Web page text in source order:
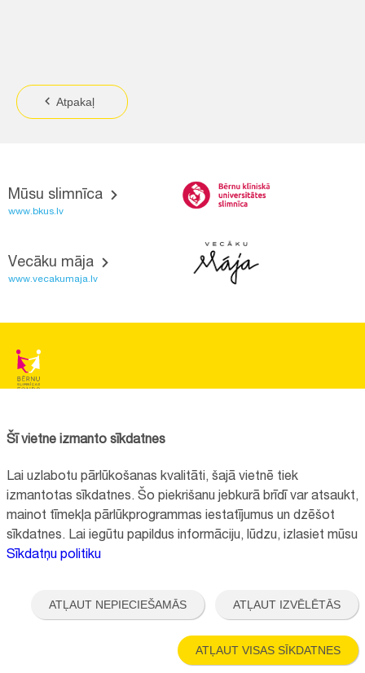
Atpakaļ
Mūsu slimnīca
www.bkus.lv
Vecāku māja
www.vecakumaja.lv
Reģistrācijas nr.:40008057120
+371 67064475
Visi kontakti
"Aktīvo iedzīvotāju fonds" finansētā projekta "
Bērnu slimnīcas fonda
ilgtspējīgas attīstības veicināšana
" ietvaros.
Šī vietne izmanto sīkdatnes
Lai uzlabotu pārlūkošanas kvalitāti, šajā vietnē tiek
izmantotas sīkdatnes. Šo piekrišanu jebkurā brīdī var atsaukt,
mainot tīmekļa pārlūkprogrammas iestatījumus un dzēšot
sīkdatnes. Lai iegūtu papildus informāciju, lūdzu, izlasiet mūsu
Sīkdatņu politiku
ATĻAUT NEPIECIEŠAMĀS ATĻAUT IZVĒLĒTĀS
ATĻAUT VISAS SĪKDATNES